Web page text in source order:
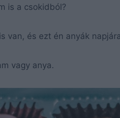
is a csokidból?
van, és ezt én anyák
vagy anya.